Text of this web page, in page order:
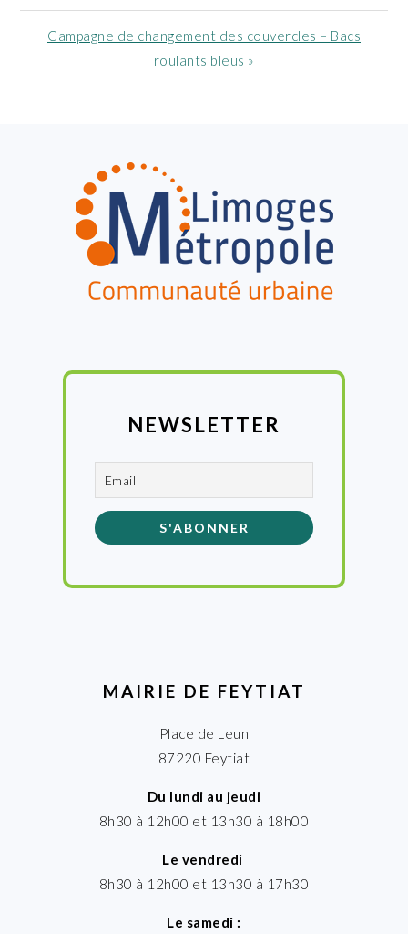
précédent
:
Article
Campagne de changement des couvercles – Bacs
roulants bleus »
NEWSLETTER
MAIRIE DE FEYTIAT
Place de Leun
87220 Feytiat
Du lundi au jeudi
8h30 à 12h00 et 13h30 à 18h00
Le vendredi
8h30 à 12h00 et 13h30 à 17h30
Le samedi :